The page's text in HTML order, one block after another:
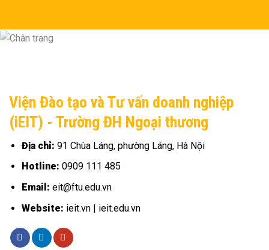
Viện Đào tạo và Tư vấn doanh nghiệp
(iEIT) - Trường ĐH Ngoại thương
Địa chỉ: 91 Chùa Láng, phường Láng, Hà Nội
Hotline: 0909 111 485
Email: eit@ftu.edu.vn
Website: ieit.vn | ieit.edu.vn